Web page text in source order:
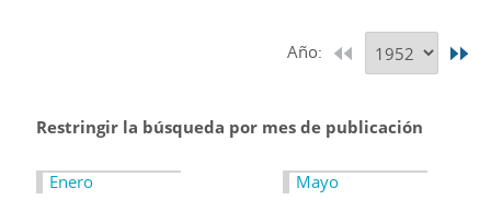
Año:
Restringir la búsqueda por mes de publicación
Enero
Mayo